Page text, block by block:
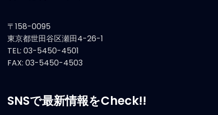
〒158-0095
東京都世田谷区瀬田4-26-1
TEL: 03-5450-4501
FAX: 03-5450-4503
SNSで最新情報をCheck!!